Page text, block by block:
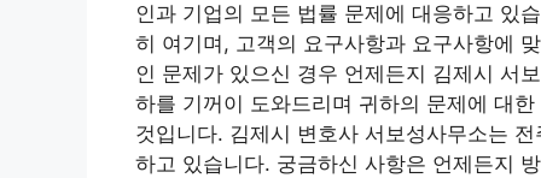
인과 기업의 모든 법률 문제에 대응하고 있
히 여기며, 고객의 요구사항과 요구사항에
인 문제가 있으신 경우 언제든지 김제시 서
하를 기꺼이 도와드리며 귀하의 문제에 대
것입니다. 김제시 변호사 서보성사무소는
하고 있습니다. 궁금하신 사항은 언제든지